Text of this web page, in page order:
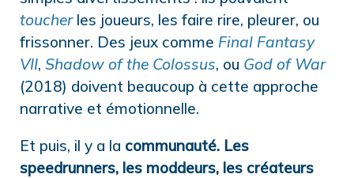
toucherles joueurs, les faire rire, pleurer, ou
frissonner. Des jeux comme Final Fantasy
VII, Shadow of the Colossus, ou God of War
(2018) doivent beaucoup à cette approche
narrative et émotionnelle.
Et puis, il y a la communauté. Les
speedrunners, les moddeurs, les créateurs